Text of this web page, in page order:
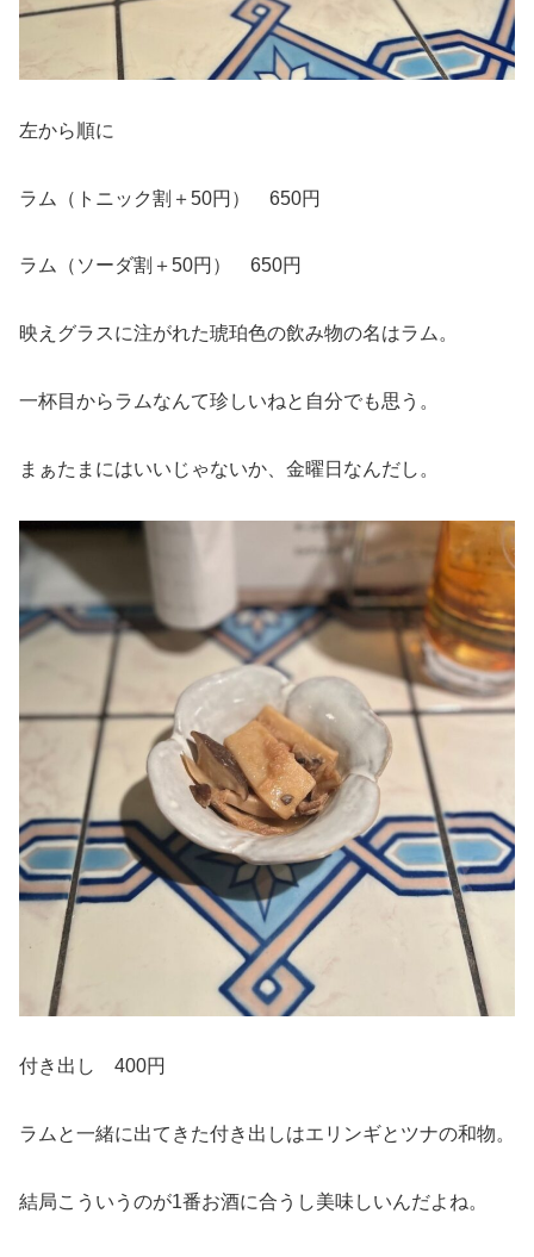
左から順に
ラム（トニック割＋50円） 650円
ラム（ソーダ割＋50円） 650円
映えグラスに注がれた琥珀色の飲み物の名はラム。
一杯目からラムなんて珍しいねと自分でも思う。
まぁたまにはいいじゃないか、金曜日なんだし。
付き出し 400円
ラムと一緒に出てきた付き出しはエリンギとツナの和物。
結局こういうのが1番お酒に合うし美味しいんだよね。